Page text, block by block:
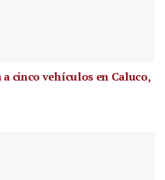
cinco vehículos en Caluco,